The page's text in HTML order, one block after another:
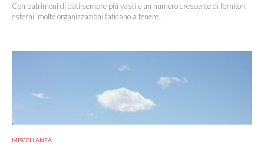
Con patrimoni di dati sempre più vasti e un numero crescente di fornitori
esterni, molte organizzazioni faticano a tenere...
MISCELLANEA